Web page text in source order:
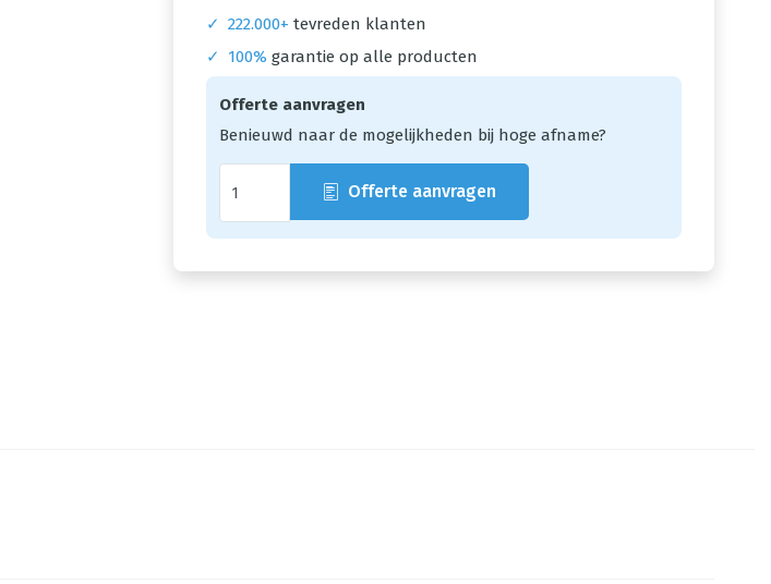
✓ 222.000+ tevreden klanten
✓
100% garantie op alle producten
Offerte aanvragen
Benieuwd naar de mogelijkheden bij hoge afname?
Offerte aanvragen